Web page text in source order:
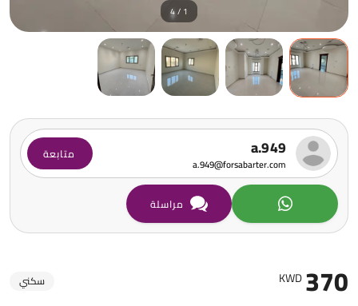
370
KWD سكني
1 / 4
a.949
a.949@forsabarter.com
متابعة
مراسلة